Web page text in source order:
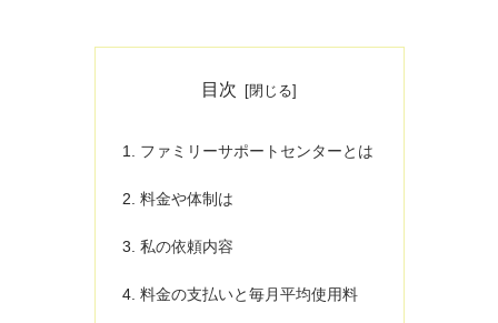
目次
ファミリーサポートセンターとは
料金や体制は
私の依頼内容
料金の支払いと毎月平均使用料